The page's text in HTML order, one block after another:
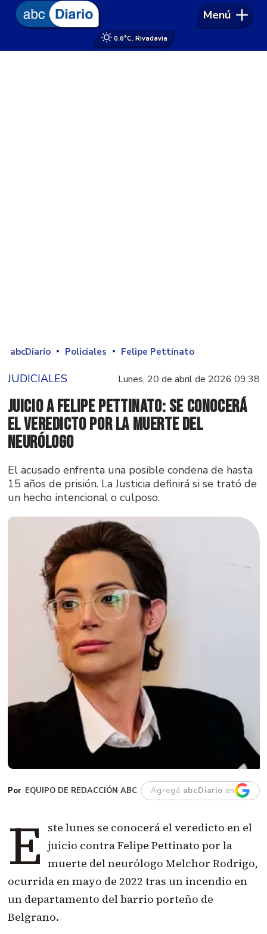
0.6°C. Rivadavia
Menú
abcDiario Policiales Felipe Pettinato
JUDICIALES Lunes, 20 de abril de 2026 09:38
Juicio a Felipe Pettinato: se conocerá
el veredicto por la muerte del
neurólogo
El acusado enfrenta una posible condena de hasta
15 años de prisión. La Justicia definirá si se trató de
un hecho intencional o culposo.
EQUIPO DE REDACCIÓN ABC Agregá abcDiario en
E ste lunes se conocerá el veredicto en el
juicio contra Felipe Pettinato por la
muerte del neurólogo Melchor Rodrigo,
ocurrida en mayo de 2022 tras un incendio en
un departamento del barrio porteño de
Belgrano.